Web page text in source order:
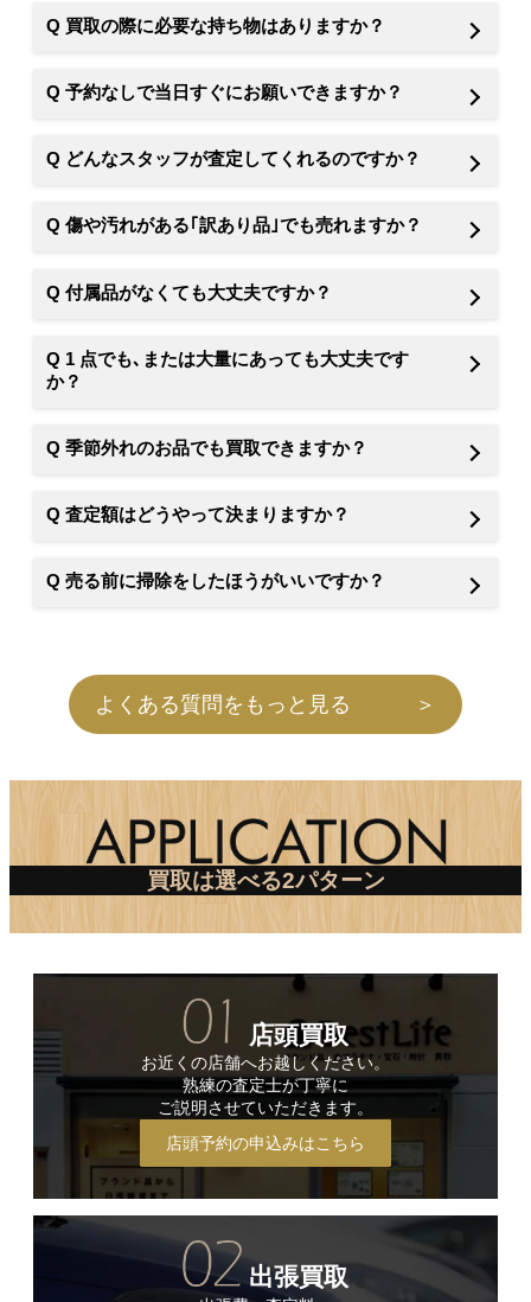
Q 買取の際に必要な持ち物はありますか？
Q 予約なしで当日すぐにお願いできますか？
Q どんなスタッフが査定してくれるのですか？
Q 傷や汚れがある｢訳あり品｣でも売れますか？
Q 付属品がなくても大丈夫ですか？
Q 1 点でも､または大量にあっても大丈夫です
か？
Q 季節外れのお品でも買取できますか？
Q 査定額はどうやって決まりますか？
Q 売る前に掃除をしたほうがいいですか？
よくある質問をもっと見る ＞
買取は選べる2パターン
店頭買取
お近くの店舗へお越しください。
熟練の査定士が丁寧に
ご説明させていただきます。
店頭予約の申込みはこちら
出張買取